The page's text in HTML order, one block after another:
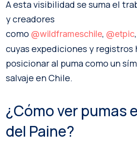
A esta visibilidad se suma el
y creadores
como @wildframeschile, @etpic,
cuyas expediciones y registros
posicionar al puma como un
salvaje en Chile.
¿Cómo ver pumas
del Paine?